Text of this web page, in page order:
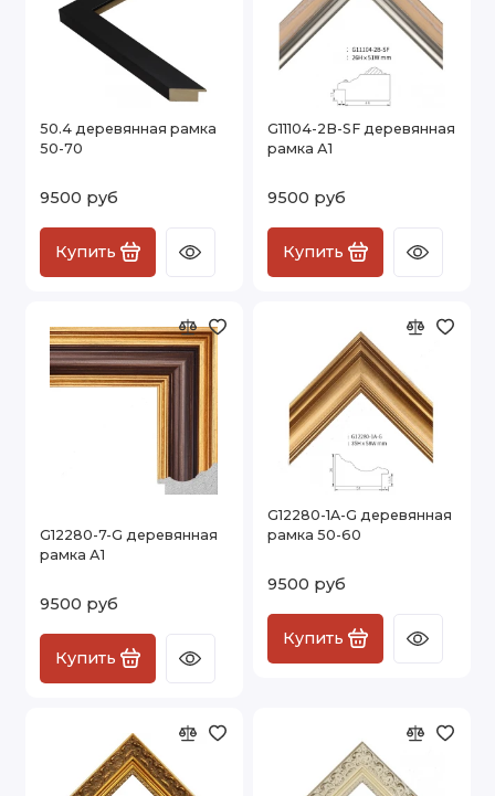
50.4 деревянная рамка
50-70
9500 руб
Купить
G11104-2B-SF деревянная
рамка А1
9500 руб
Купить
G12280-7-G деревянная
рамка А1
9500 руб
Купить
G12280-1A-G деревянная
рамка 50-60
9500 руб
Купить